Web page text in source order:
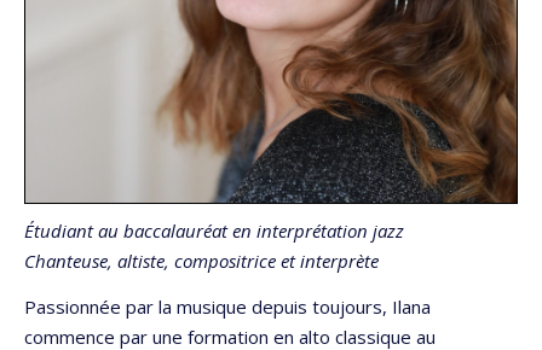
Étudiant au baccalauréat en interprétation jazz
Chanteuse, altiste, compositrice et interprète
Passionnée par la musique depuis toujours, Ilana
commence par une formation en alto classique au